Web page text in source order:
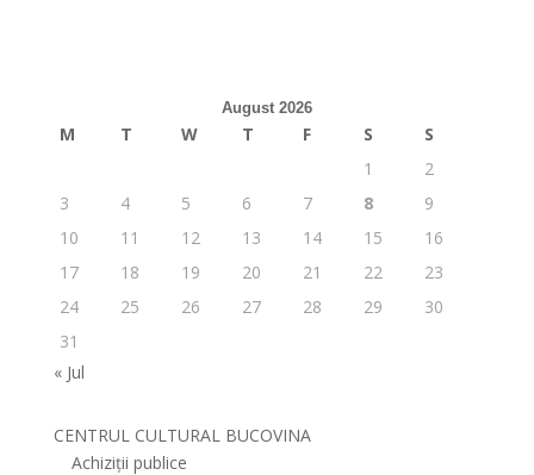
August 2026
M T W T F S
S
1
2
3
4 5 6 7 8
9
10
11 12 13 14 15
16
17
18 19 20 21 22
23
24
25 26 27 28 29
30
31
« Jul
CENTRUL CULTURAL BUCOVINA
Achiziții publice